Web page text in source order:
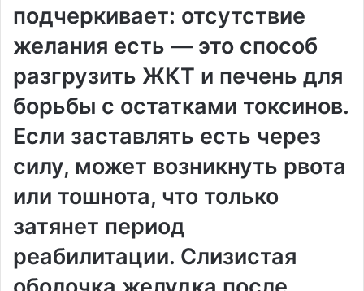
подчеркивает: отсутствие
желания есть — это способ
разгрузить ЖКТ и печень для
борьбы с остатками токсинов.
Если заставлять есть через
силу, может возникнуть рвота
или тошнота, что только
затянет период
реабилитации. Слизистая